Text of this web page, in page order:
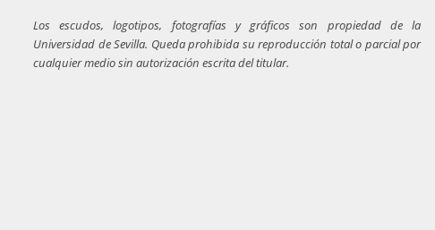
Los escudos, logotipos, fotografías y gráficos son propiedad de la
Universidad de Sevilla. Queda prohibida su reproducción total o parcial por
cualquier medio sin autorización escrita del titular.